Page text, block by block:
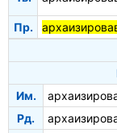
Пр.
Им.
Рд.